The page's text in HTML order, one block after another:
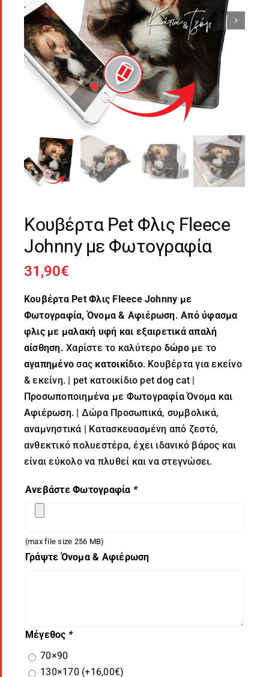
Κουβέρτα Pet Φλις Fleece
Johnny με Φωτογραφία
31,90€
Κουβέρτα Pet Φλις Fleece Johnny με
Φωτογραφία, Όνομα & Αφιέρωση. Από ύφασμα
φλις με μαλακή υφή και εξαιρετικά απαλή
αίσθηση.Χαρίστε το καλύτερο δώρομε το
αγαπημένο σας κατοικίδιο. Κουβέρτα για εκείνο
& εκείνη. | pet κατοικίδιο pet dog cat |
Προσωποποιημένα με Φωτογραφία Όνομα και
Αφιέρωση. | Δώρα Προσωπικά, συμβολικά,
αναμνηστικά | Κατασκευασμένη από ζεστό,
ανθεκτικό πολυεστέρα, έχει ιδανικό βάρος και
είναι εύκολο να πλυθεί και να στεγνώσει.
Ανεβάστε Φωτογραφία *
(max file size 256 MB)
Γράψτε Όνομα & Αφιέρωση
Μέγεθος *
70×90
130×170 (+16,00€)